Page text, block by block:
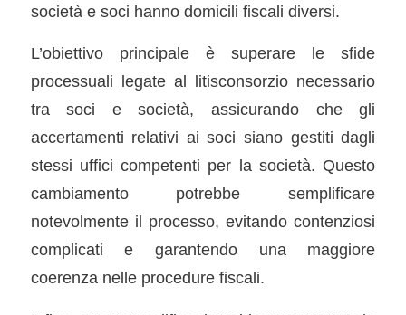
società e soci hanno domicili fiscali diversi.
L’obiettivo principale è superare le sfide
processuali legate al litisconsorzio necessario
tra soci e società, assicurando che gli
accertamenti relativi ai soci siano gestiti dagli
stessi uffici competenti per la società. Questo
cambiamento potrebbe semplificare
notevolmente il processo, evitando contenziosi
complicati e garantendo una maggiore
coerenza nelle procedure fiscali.